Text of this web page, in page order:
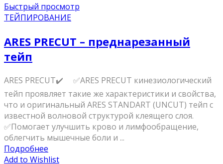
Быстрый просмотр
ТЕЙПИРОВАНИЕ
ARES PRECUT – преднарезанный
тейп
ARES PRECUT✔️ ⠀ ✅ARES PRECUT кинезиологический
тейп проявляет такие же характеристики и свойства,
что и оригинальный ARES STANDART (UNCUT) тейп с
известной волновой структурой клеящего слоя. ⠀
✅Помогает улучшить крово и лимфообращение,
облегчить мышечные боли и ...
Подробнее
Add to Wishlist